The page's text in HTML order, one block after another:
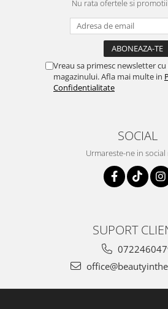
Nu rata ofertele si
Vreau sa primesc newsletter
magazinului. Afla mai multe in
Confidentialitate
SOCIAL
Urmareste-ne in social
SUPORT